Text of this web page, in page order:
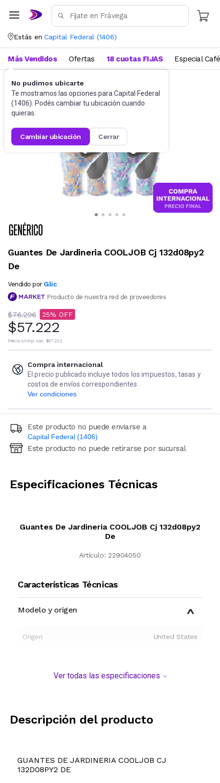
Estás en Capital Federal (1406)
No pudimos ubicarte
Te mostramos las opciones para Capital Federal
(1406). Podés cambiar tu ubicación cuando
quieras.
cambiar ubicación cerrar
Más Vendidos Ofertas 18 cuotas FIJAS Especial Café
Jardín Accesorios de jardín
Guantes De Jardineria COOLJOB Cj 132d08py2
De
Vendido por Glic
Producto de nuestra red de proveedores
$76.296 25
$57.222
Precio s/imp. nac. $57.222
Compra internacional
El precio publicado incluye todos los impuestos, tasas y
costos de envíos correspondientes
Ver condiciones
Este producto no puede enviarse a
Capital Federal (1406)
Ingresá código postal (sólo números)
Este producto no puede retirarse por sucursal
Especificaciones Técnicas
Guantes De Jardineria COOLJOB Cj 132d08py2
De
Artículo: 22904050
Características Técnicas
Modelo y origen
Origen United States
Ver todas las especificaciones
Descripción del producto
GUANTES DE JARDINERIA COOLJOB CJ
132D08PY2 DE